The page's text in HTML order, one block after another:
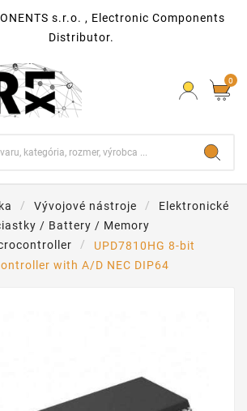
s.r.o. , Electronic Components
Distributor.
0
Vývojové nástroje
Elektronické
/ Battery / Memory
UPD7810HG 8-bit
with A/D NEC DIP64